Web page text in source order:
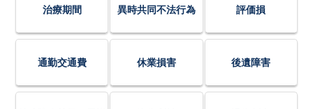
治療期間 異時共同不法行為 評価損
通勤交通費 休業損害 後遺障害